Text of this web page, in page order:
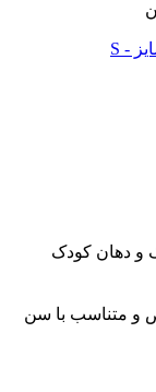
کودک
با سن